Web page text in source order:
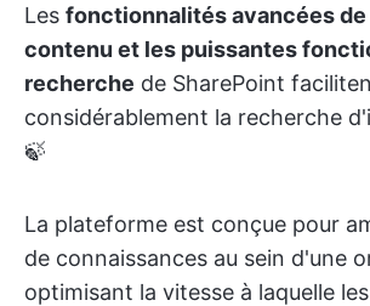
Les fonctionnalités avancées
contenu et les puissantes
recherche de SharePoint
considérablement la recherche
🍃
La plateforme est conçue pour
de connaissances au sein d'une
optimisant la vitesse à laquelle